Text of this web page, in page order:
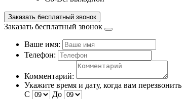
Заказать бесплатный звонок
Заказать бесплатный звонок
Ваше имя:
Телефон:
Комментарий:
Укажите время и дату, когда вам перезвонить
С
До